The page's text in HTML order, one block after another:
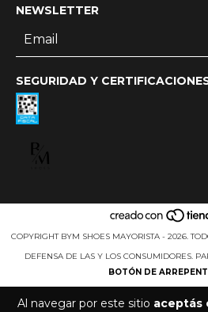
Al navegar por este sitio aceptás
NEWSLETTER
SEGURIDAD Y
COPYRIGHT BYM SHOES MAYORISTA - 2026.
DEFENSA DE LAS Y LOS CONSUMIDORES.
BOTÓN DE